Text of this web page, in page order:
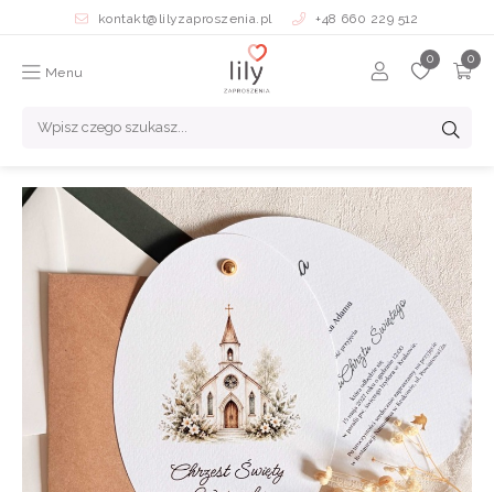
kontakt@lilyzaproszenia.pl +48 660 229 512
Menu